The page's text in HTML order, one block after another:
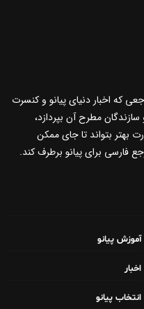
که اخبار دنیای پیانو و کنسرت
مطرح آن بپردازد،
بهتر بتواند تا جای ممکن
فارسی برای پیانو برطرف کند.
آموزش پیانو
اخبار
انتخاب پیانو